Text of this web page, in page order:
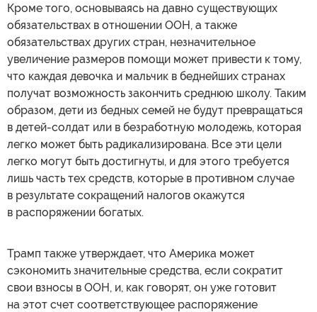
Кроме того, основываясь на давно существующих
обязательствах в отношении ООН, а также
обязательствах других стран, незначительное
увеличение размеров помощи может привести к тому,
что каждая девочка и мальчик в беднейших странах
получат возможность закончить среднюю школу. Таким
образом, дети из бедных семей не будут превращаться
в детей-солдат или в безработную молодежь, которая
легко может быть радикализирована. Все эти цели
легко могут быть достигнуты, и для этого требуется
лишь часть тех средств, которые в противном случае
в результате сокращений налогов окажутся
в распоряжении богатых.
Трамп также утверждает, что Америка может
сэкономить значительные средства, если сократит
свои взносы в ООН, и, как говорят, он уже готовит
на этот счет соответствующее распоряжение